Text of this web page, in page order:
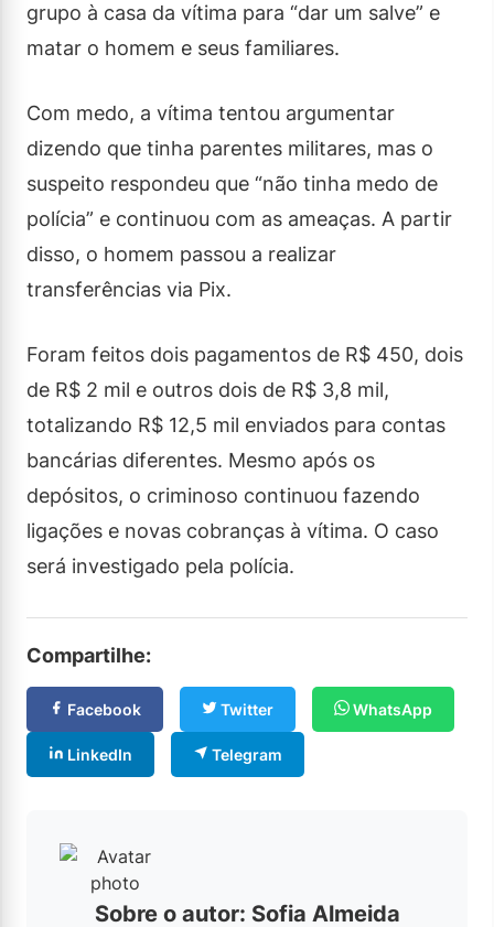
grupo à casa da vítima para “dar um salve” e
matar o homem e seus familiares.
Com medo, a vítima tentou argumentar
dizendo que tinha parentes militares, mas o
suspeito respondeu que “não tinha medo de
polícia” e continuou com as ameaças. A partir
disso, o homem passou a realizar
transferências via Pix.
Foram feitos dois pagamentos de R$ 450, dois
de R$ 2 mil e outros dois de R$ 3,8 mil,
totalizando R$ 12,5 mil enviados para contas
bancárias diferentes. Mesmo após os
depósitos, o criminoso continuou fazendo
ligações e novas cobranças à vítima. O caso
será investigado pela polícia.
Compartilhe:
Facebook Twitter WhatsApp
LinkedIn Telegram
Sobre o autor: Sofia Almeida